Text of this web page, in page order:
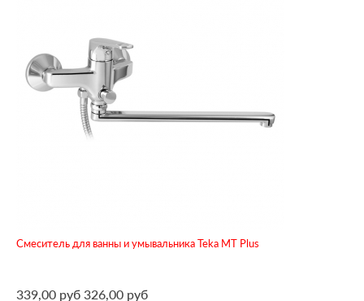
Смеситель для ванны и умывальника Teka MT Plus
339,00 руб 326,00 руб